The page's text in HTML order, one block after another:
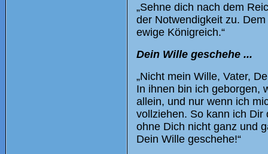
„Sehne dich nach dem
der Notwendigkeit zu.
ewige Königreich.“
Dein Wille geschehe ...
„Nicht mein Wille, Vater,
In ihnen bin ich geborgen,
allein, und nur wenn ich
vollziehen. So kann ich
ohne Dich nicht ganz und
Dein Wille geschehe!“